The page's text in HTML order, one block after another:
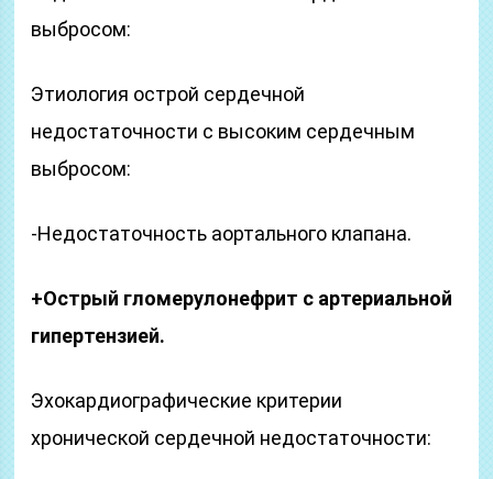
выбросом:
Этиология острой сердечной
недостаточности с высоким сердечным
выбросом:
-Недостаточность аортального клапана.
+Острый гломерулонефрит с артериальной
гипертензией.
Эхокардиографические критерии
хронической сердечной недостаточности: